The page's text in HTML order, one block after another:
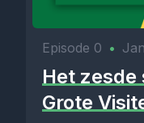
Episode 0 •
Het zesde
Grote